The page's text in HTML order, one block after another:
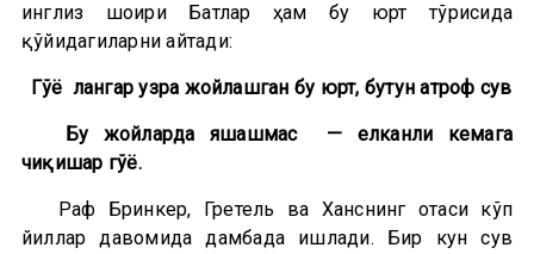
инглиз шоири Батлар ҳам бу юрт тўғрисида
қўйидагиларни айтади:
Гўё лангар узра жойлашган бу юрт, бутун атроф сув
Бу жойларда яшашмас — елканли кемага
чиқишар гўё.
Раф Бринкер, Гретель ва Ханснинг отаси кўп
йиллар давомида дамбада ишлади. Бир кун сув